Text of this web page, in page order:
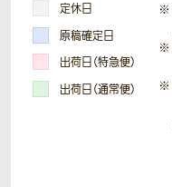
定休日
原稿確定日
出荷日（特急便）
出荷日（通常便）